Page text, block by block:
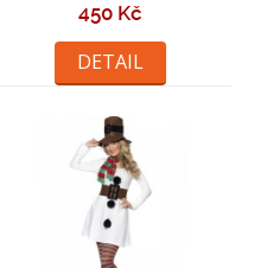
450 Kč
DETAIL